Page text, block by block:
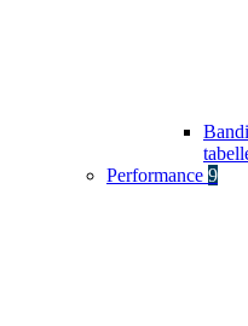
Performance 9